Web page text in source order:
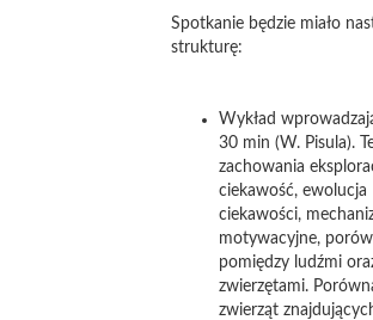
Spotkanie będzie miało
strukturę:
Wykład
30 min (W. Pisula).
zachowania
ciekawość, ewolucja
ciekawości,
motywacyjne,
pomiędzy ludźmi
zwierzętami.
zwierząt